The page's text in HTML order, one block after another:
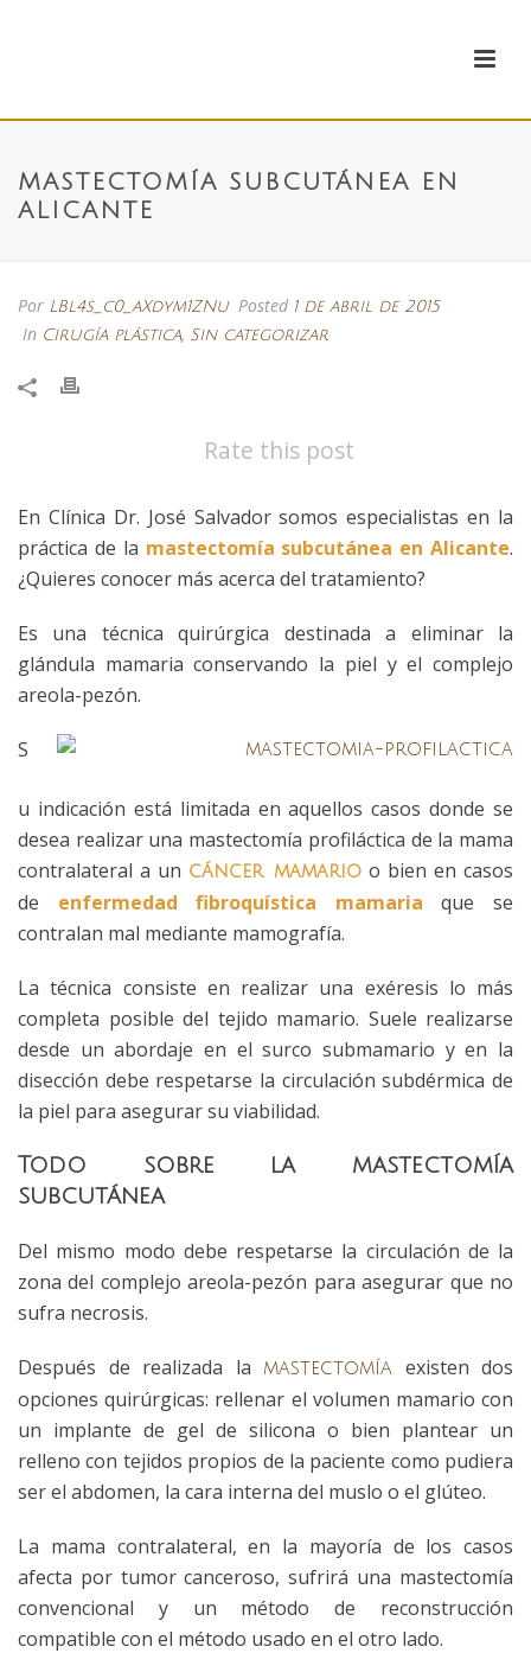
MASTECTOMÍA SUBCUTÁNEA EN
ALICANTE
Por LBl4s_c0_aXdym1ZNu Posted 1 de abril de 2015
In Cirugía plástica, Sin categorizar
Rate this post
En Clínica Dr. José Salvador somos especialistas en la
práctica de la mastectomía subcutánea en Alicante.
¿Quieres conocer más acerca del tratamiento?
Es una técnica quirúrgica destinada a eliminar la
glándula mamaria conservando la piel y el complejo
areola-pezón.
S
u indicación está limitada en aquellos casos donde se
desea realizar una mastectomía profiláctica de la mama
contralateral a un cáncer mamarioo bien en casos
de enfermedad fibroquística mamaria que se
contralan mal mediante mamografía.
La técnica consiste en realizar una exéresis lo más
completa posible del tejido mamario. Suele realizarse
desde un abordaje en el surco submamario y en la
disección debe respetarse la circulación subdérmica de
la piel para asegurar su viabilidad.
Todo sobre la mastectomía
subcutánea
Del mismo modo debe respetarse la circulación de la
zona del complejo areola-pezón para asegurar que no
sufra necrosis.
Después de realizada la mastectomía
existen dos
opciones quirúrgicas: rellenar el volumen mamario con
un implante de gel de silicona o bien plantear un
relleno con tejidos propios de la paciente como pudiera
ser el abdomen, la cara interna del muslo o el glúteo.
La mama contralateral, en la mayoría de los casos
afecta por tumor canceroso, sufrirá una mastectomía
convencional y un método de reconstrucción
compatible con el método usado en el otro lado.